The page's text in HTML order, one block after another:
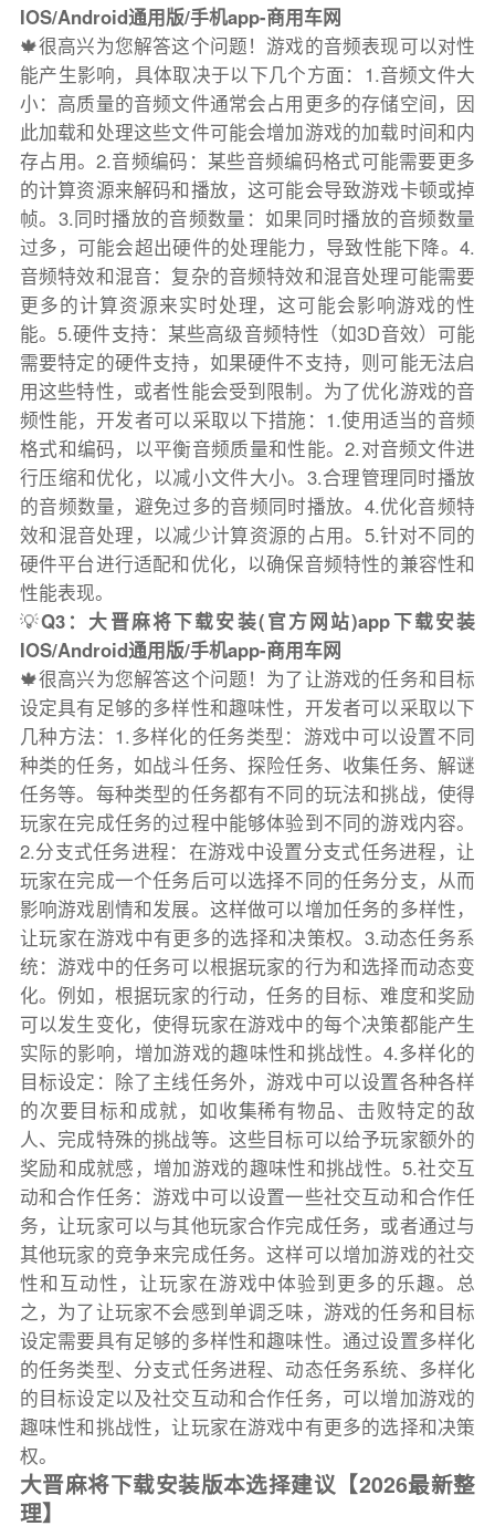
IOS/Android通用版/手机app-商用车网
🍁很高兴为您解答这个问题！游戏的音频表现可以对性
能产生影响，具体取决于以下几个方面：1.音频文件大
小：高质量的音频文件通常会占用更多的存储空间，因
此加载和处理这些文件可能会增加游戏的加载时间和内
存占用。2.音频编码：某些音频编码格式可能需要更多
的计算资源来解码和播放，这可能会导致游戏卡顿或掉
帧。3.同时播放的音频数量：如果同时播放的音频数量
过多，可能会超出硬件的处理能力，导致性能下降。4.
音频特效和混音：复杂的音频特效和混音处理可能需要
更多的计算资源来实时处理，这可能会影响游戏的性
能。5.硬件支持：某些高级音频特性（如3D音效）可能
需要特定的硬件支持，如果硬件不支持，则可能无法启
用这些特性，或者性能会受到限制。为了优化游戏的音
频性能，开发者可以采取以下措施：1.使用适当的音频
格式和编码，以平衡音频质量和性能。2.对音频文件进
行压缩和优化，以减小文件大小。3.合理管理同时播放
的音频数量，避免过多的音频同时播放。4.优化音频特
效和混音处理，以减少计算资源的占用。5.针对不同的
硬件平台进行适配和优化，以确保音频特性的兼容性和
性能表现。
💡Q3：大晋麻将下载安装(官方网站)app下载安装
IOS/Android通用版/手机app-商用车网
🍁很高兴为您解答这个问题！为了让游戏的任务和目标
设定具有足够的多样性和趣味性，开发者可以采取以下
几种方法：1.多样化的任务类型：游戏中可以设置不同
种类的任务，如战斗任务、探险任务、收集任务、解谜
任务等。每种类型的任务都有不同的玩法和挑战，使得
玩家在完成任务的过程中能够体验到不同的游戏内容。
2.分支式任务进程：在游戏中设置分支式任务进程，让
玩家在完成一个任务后可以选择不同的任务分支，从而
影响游戏剧情和发展。这样做可以增加任务的多样性，
让玩家在游戏中有更多的选择和决策权。3.动态任务系
统：游戏中的任务可以根据玩家的行为和选择而动态变
化。例如，根据玩家的行动，任务的目标、难度和奖励
可以发生变化，使得玩家在游戏中的每个决策都能产生
实际的影响，增加游戏的趣味性和挑战性。4.多样化的
目标设定：除了主线任务外，游戏中可以设置各种各样
的次要目标和成就，如收集稀有物品、击败特定的敌
人、完成特殊的挑战等。这些目标可以给予玩家额外的
奖励和成就感，增加游戏的趣味性和挑战性。5.社交互
动和合作任务：游戏中可以设置一些社交互动和合作任
务，让玩家可以与其他玩家合作完成任务，或者通过与
其他玩家的竞争来完成任务。这样可以增加游戏的社交
性和互动性，让玩家在游戏中体验到更多的乐趣。总
之，为了让玩家不会感到单调乏味，游戏的任务和目标
设定需要具有足够的多样性和趣味性。通过设置多样化
的任务类型、分支式任务进程、动态任务系统、多样化
的目标设定以及社交互动和合作任务，可以增加游戏的
趣味性和挑战性，让玩家在游戏中有更多的选择和决策
权。
大晋麻将下载安装版本选择建议【2026最新整
理】